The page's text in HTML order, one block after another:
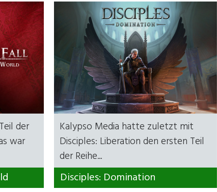
der
war
Kalypso Media hatte zuletzt mit
Disciples: Liberation den ersten Teil
der Reihe...
Disciples: Domination